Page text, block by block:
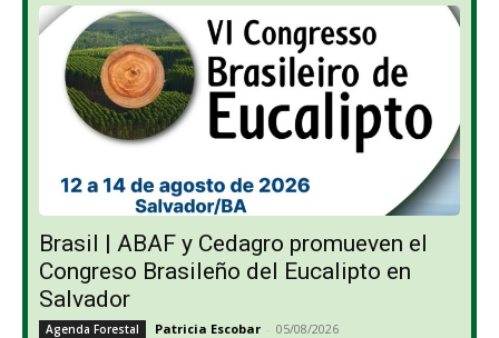
Brasil | ABAF y Cedagro promueven el
Congreso Brasileño del Eucalipto en
Salvador
Agenda Forestal Patricia Escobar - 05/08/2026